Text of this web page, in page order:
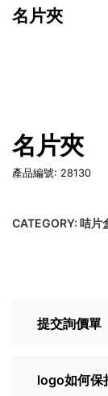
名片夾
名片夾
產品編號: 28130
CATEGORY: 咭片
提交詢價單
logo如何保